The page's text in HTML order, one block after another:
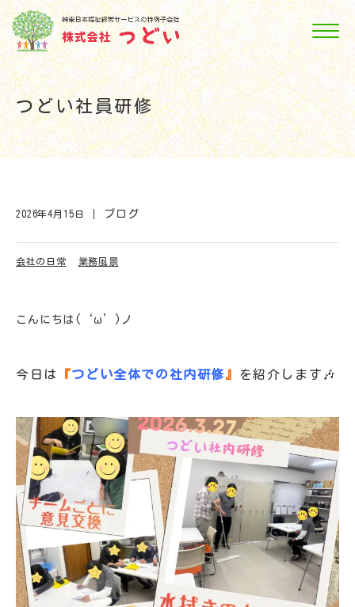
つどい社員研修
2026年4月15日 ブログ
会社の日常 業務風景
こんにちは(‘ω’)ノ
今日は 『つどい全体での社内研修』 を紹介します🎶